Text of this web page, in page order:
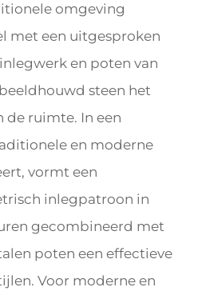
omgeving
met een uitgesproken
en poten van
steen het
de ruimte. In een
en moderne
vormt een
inlegpatroon in
gecombineerd met
poten een effectieve
Voor moderne en